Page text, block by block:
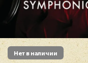
Нет в наличии